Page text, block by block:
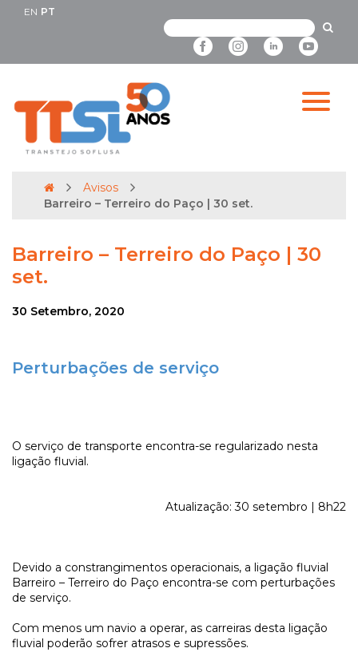
EN PT
Avisos
Barreiro – Terreiro do Paço | 30 set.
Barreiro – Terreiro do Paço | 30
set.
30 Setembro, 2020
Perturbações de serviço
O serviço de transporte encontra-se regularizado nesta
ligação fluvial.
Atualização: 30 setembro | 8h22
Devido a constrangimentos operacionais, a ligação fluvial
Barreiro – Terreiro do Paço encontra-se com perturbações
de serviço.
Com menos um navio a operar, as carreiras desta ligação
fluvial poderão sofrer atrasos e supressões.